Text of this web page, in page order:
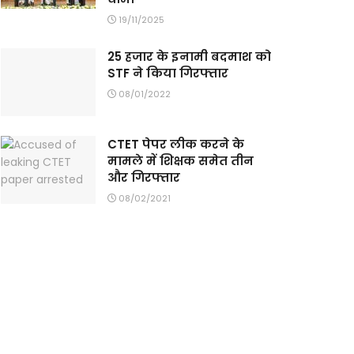
19/11/2025
25 हजार के इनामी बदमाश को
STF ने किया गिरफ्तार
08/01/2022
CTET पेपर लीक करने के
मामले में शिक्षक समेत तीन
और गिरफ्तार
08/02/2021